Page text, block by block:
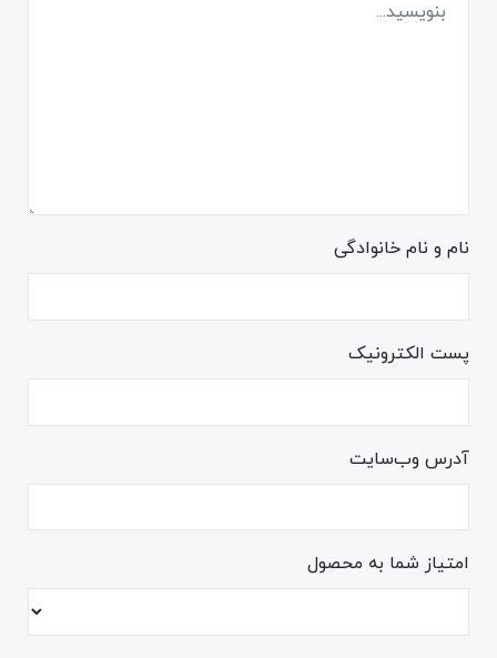
نام و نام خانوادگی
پست الکترونیک
آدرس وب‌سایت
امتیاز شما به محصول